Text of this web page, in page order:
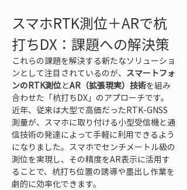
スマホRTK測位＋ARで杭
打ちDX：課題への解決策
これらの課題を解決する新たなソリューショ
ンとして注目されているのが、 スマートフォ
ンのRTK測位とAR（拡張現実）技術を組み
合わせた「杭打ちDX」のアプローチです。
近年、従来は大型で高価だったRTK-GNSS
測量が、スマホに取り付ける小型受信機と通
信技術の発達によって手軽に利用できるよう
になりました。スマホでセンチメートル級の
測位を実現し、その精度をAR表示に活用す
ることで、杭打ち位置の誘導や墨出し作業を
劇的に効率化できます。